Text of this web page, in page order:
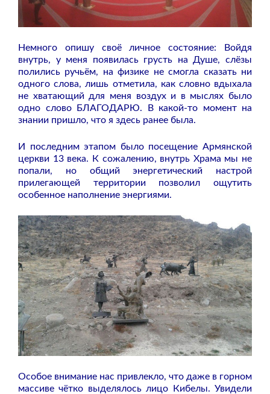
Немного опишу своё личное состояние: Войдя
внутрь, у меня появилась грусть на Душе, слёзы
полились ручьём, на физике не смогла сказать ни
одного слова, лишь отметила, как словно вдыхала
не хватающий для меня воздух и в мыслях было
одно слово БЛАГОДАРЮ. В какой-то момент на
знании пришло, что я здесь ранее была.
И последним этапом было посещение Армянской
церкви 13 века. К сожалению, внутрь Храма мы не
попали, но общий энергетический настрой
прилегающей территории позволил ощутить
особенное наполнение энергиями.
Особое внимание нас привлекло, что даже в горном
массиве чётко выделялось лицо Кибелы. Увидели